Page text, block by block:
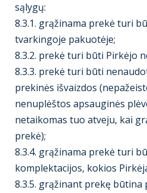
sąlygų:
8.3.1. grąžinama prekė turi
tvarkingoje pakuotėje;
8.3.2. prekė turi būti Pirkėjo
8.3.3. prekė turi būti
prekinės išvaizdos
nenuplėštos apsauginės
netaikomas tuo atveju, kai
prekė);
8.3.4. grąžinama prekė turi
komplektacijos, kokios
8.3.5. grąžinant prekę